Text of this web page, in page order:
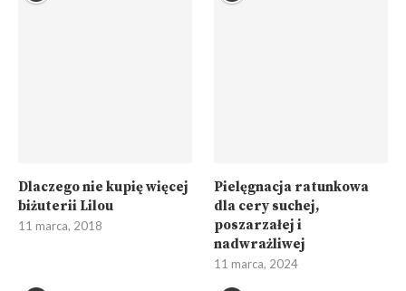
Dlaczego nie kupię więcej
biżuterii Lilou
11 marca, 2018
Pielęgnacja ratunkowa
dla cery suchej,
poszarzałej i
nadwrażliwej
11 marca, 2024